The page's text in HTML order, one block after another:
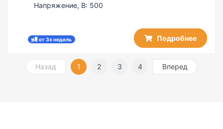
Напряжение, В: 500
от 3х недель Подробнее
Назад 1 2 3 4 Вперед